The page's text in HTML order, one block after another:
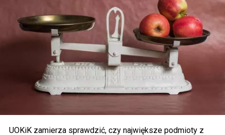
UOKiK zamierza sprawdzić, czy największe podmioty z